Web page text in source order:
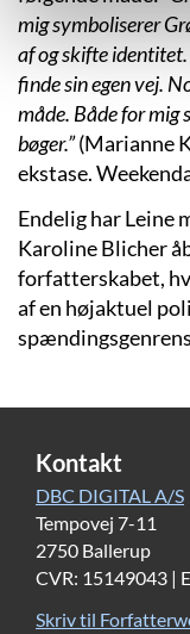
mig symboliserer
af og skifte
finde sin egen vej.
måde. Både for mig
bøger.”(Marianne
ekstase.
Endelig har Leine
Karoline Blicher
forfatterskabet,
af en højaktuel
Kontakt
DBC DIGITAL A/S
Tempovej 7-11
2750 Ballerup
CVR: 15149043 |
Skriv til